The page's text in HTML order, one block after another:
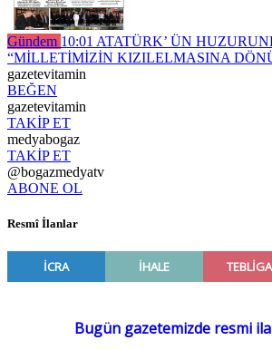
Gündem 10:01 ATATÜRK’ ÜN
“MİLLETİMİZİN KIZILELMASINA
gazetevitamin
BEĞEN
gazetevitamin
TAKİP ET
medyabogaz
TAKİP ET
@bogazmedyatv
ABONE OL
Resmî İlanlar